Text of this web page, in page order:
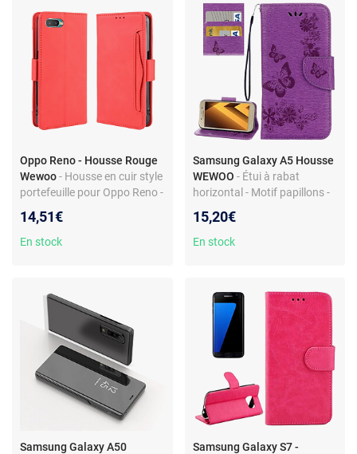
Oppo Reno - Housse Rouge
Wewoo- Housse en cuir style
portefeuille pour Oppo Reno -
intégrale
14,51€
En stock
Samsung Galaxy A5 Housse
WEWOO - Étui à rabat
horizontal - Motif papillons -
Longe incluse - Protection
complète
15,20€
En stock
Samsung Galaxy A50
Samsung Galaxy S7 -